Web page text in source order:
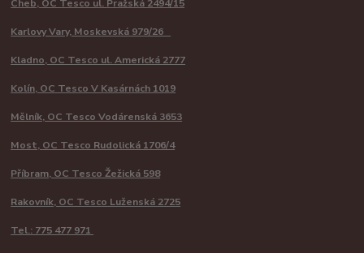
Cheb, OC Tesco ul. Pražská 2494/15
Karlovy Vary, Moskevská 979/26
Kladno, OC Tesco ul. Americká 2777
Kolín, OC Tesco V Kasárnách 1019
Mělník, OC Tesco Vodárenská 3653
Most, OC Tesco Rudolická 1706/4
Příbram, OC Tesco Žežická 598
Rakovník, OC Tesco Luženská 2725
Tel.: 775 477 971